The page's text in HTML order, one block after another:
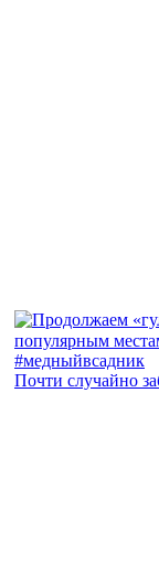
Почти случайно